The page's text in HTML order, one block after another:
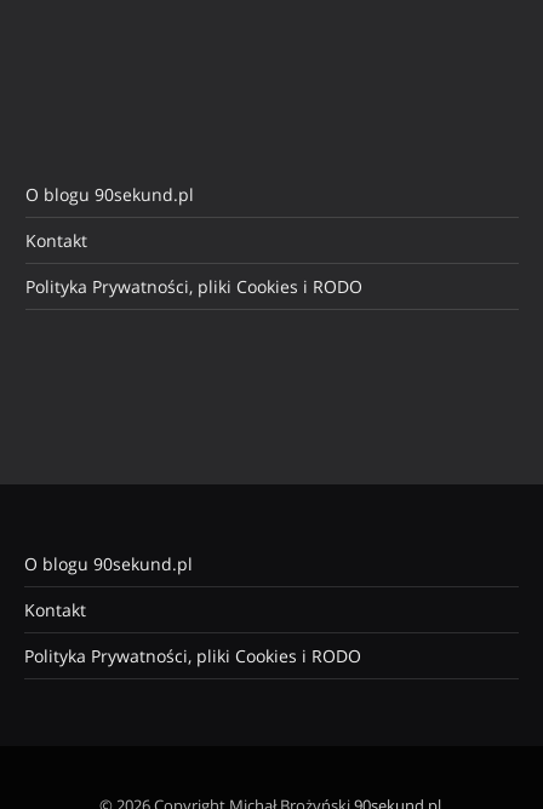
O blogu 90sekund.pl
Kontakt
Polityka Prywatności, pliki Cookies i RODO
O blogu 90sekund.pl
Kontakt
Polityka Prywatności, pliki Cookies i RODO